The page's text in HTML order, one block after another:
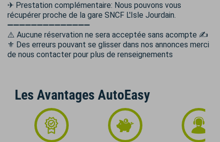
✈ Prestation complémentaire: Nous pouvons vous
récupérer proche de la gare SNCF L'Isle Jourdain.
➖➖➖➖➖➖➖➖➖➖➖➖➖➖
⚠️ Aucune réservation ne sera acceptée sans acompte ✍
⚜️ Des erreurs pouvant se glisser dans nos annonces merci
de nous contacter pour plus de renseignements
Les Avantages AutoEasy